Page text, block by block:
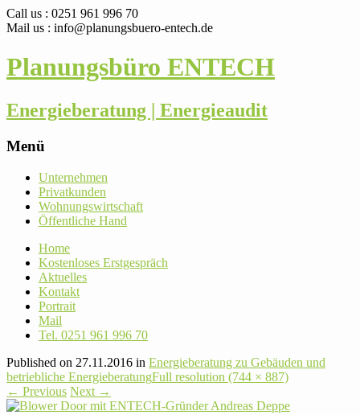
Call us : 0251 961 996 70
Mail us : info@planungsbuero-entech.de
Planungsbüro ENTECH
Energieberatung | Energieaudit
Menü
Skip
content
Unter­nehmen
Pri­vat­kunden
Woh­nungs­wirt­schaft
Öffent­liche Hand
Home
Kos­ten­loses Erstgespräch
Aktu­elles
Kontakt
Por­trait
Mail
Tel. 0251 961 996 70
Published on 27.11.2016 in Energie­beratung zu Gebäuden und
betrieb­liche EnergieberatungFull resolution (744 × 887)
← Previous Next →